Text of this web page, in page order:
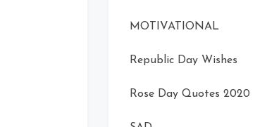
MOTIVATIONAL
Republic Day Wishes
Rose Day Quotes 2020